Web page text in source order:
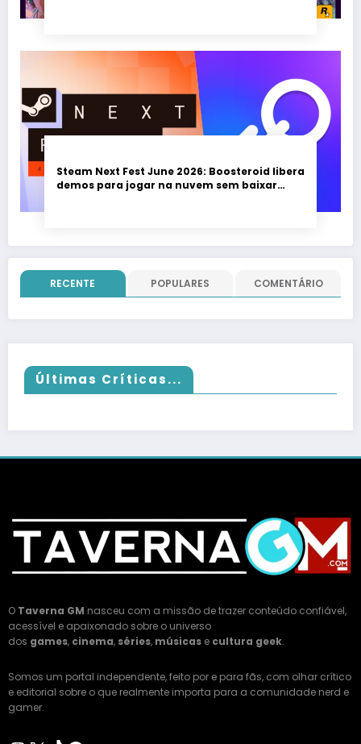
Steam Next Fest June 2026: Boosteroid libera
demos para jogar na nuvem sem baixar
RECENTE POPULARES COMENTÁRIO
Últimas Críticas...
O Taverna GM nasceu com a missão de trazer conteúdo confiável,
acessível e apaixonado sobre o universo
dos games, cinema, séries, músicas e cultura geek.
Somos um portal independente, feito por e para fãs, com olhar crítico
e editorial sobre o que realmente importa para a comunidade nerd e
gamer.